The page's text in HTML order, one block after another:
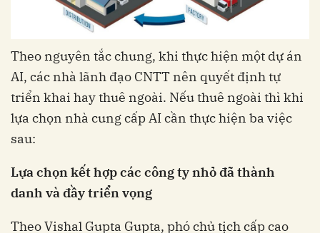
Theo nguyên tắc chung, khi thực hiện một dự án
AI, các nhà lãnh đạo CNTT nên quyết định tự
triển khai hay thuê ngoài. Nếu thuê ngoài thì khi
lựa chọn nhà cung cấp AI cần thực hiện ba việc
sau:
Lựa chọn kết hợp các công ty nhỏ đã thành
danh và đầy triển vọng
Theo Vishal Gupta Gupta, phó chủ tịch cấp cao